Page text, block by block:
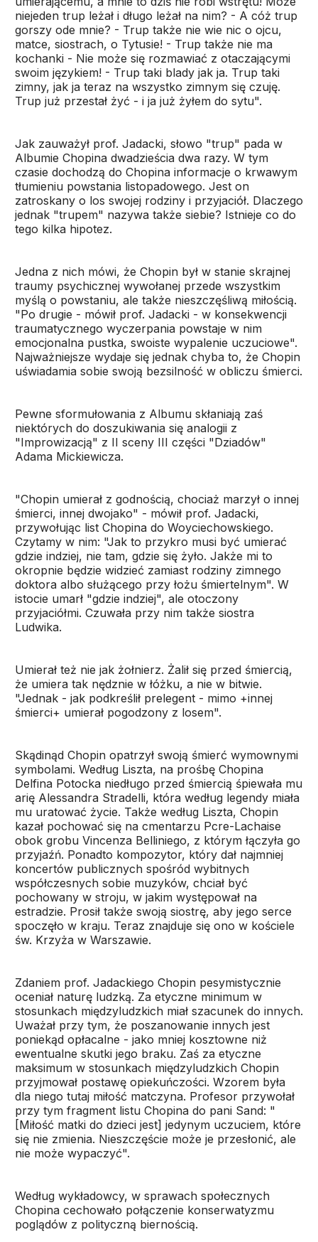
niejeden trup leżał i długo leżał na nim? - A cóż trup
gorszy ode mnie? - Trup także nie wie nic o ojcu,
matce, siostrach, o Tytusie! - Trup także nie ma
kochanki - Nie może się rozmawiać z otaczającymi
swoim językiem! - Trup taki blady jak ja. Trup taki
zimny, jak ja teraz na wszystko zimnym się czuję.
Trup już przestał żyć - i ja już żyłem do sytu".
Jak zauważył prof. Jadacki, słowo "trup" pada w
Albumie Chopina dwadzieścia dwa razy. W tym
czasie dochodzą do Chopina informacje o krwawym
tłumieniu powstania listopadowego. Jest on
zatroskany o los swojej rodziny i przyjaciół. Dlaczego
jednak "trupem" nazywa także siebie? Istnieje co do
tego kilka hipotez.
Jedna z nich mówi, że Chopin był w stanie skrajnej
traumy psychicznej wywołanej przede wszystkim
myślą o powstaniu, ale także nieszczęśliwą miłością.
"Po drugie - mówił prof. Jadacki - w konsekwencji
traumatycznego wyczerpania powstaje w nim
emocjonalna pustka, swoiste wypalenie uczuciowe".
Najważniejsze wydaje się jednak chyba to, że Chopin
uświadamia sobie swoją bezsilność w obliczu śmierci.
Pewne sformułowania z Albumu skłaniają zaś
niektórych do doszukiwania się analogii z
"Improwizacją" z II sceny III części "Dziadów"
Adama Mickiewicza.
"Chopin umierał z godnością, chociaż marzył o innej
śmierci, innej dwojako" - mówił prof. Jadacki,
przywołując list Chopina do Woyciechowskiego.
Czytamy w nim: "Jak to przykro musi być umierać
gdzie indziej, nie tam, gdzie się żyło. Jakże mi to
okropnie będzie widzieć zamiast rodziny zimnego
doktora albo służącego przy łożu śmiertelnym". W
istocie umarł "gdzie indziej", ale otoczony
przyjaciółmi. Czuwała przy nim także siostra
Ludwika.
Umierał też nie jak żołnierz. Żalił się przed śmiercią,
że umiera tak nędznie w łóżku, a nie w bitwie.
"Jednak - jak podkreślił prelegent - mimo +innej
śmierci+ umierał pogodzony z losem".
Skądinąd Chopin opatrzył swoją śmierć wymownymi
symbolami. Według Liszta, na prośbę Chopina
Delfina Potocka niedługo przed śmiercią śpiewała mu
arię Alessandra Stradelli, która według legendy miała
mu uratować życie. Także według Liszta, Chopin
kazał pochować się na cmentarzu Pcre-Lachaise
obok grobu Vincenza Belliniego, z którym łączyła go
przyjaźń. Ponadto kompozytor, który dał najmniej
koncertów publicznych spośród wybitnych
współczesnych sobie muzyków, chciał być
pochowany w stroju, w jakim występował na
estradzie. Prosił także swoją siostrę, aby jego serce
spoczęło w kraju. Teraz znajduje się ono w kościele
św. Krzyża w Warszawie.
Zdaniem prof. Jadackiego Chopin pesymistycznie
oceniał naturę ludzką. Za etyczne minimum w
stosunkach międzyludzkich miał szacunek do innych.
Uważał przy tym, że poszanowanie innych jest
poniekąd opłacalne - jako mniej kosztowne niż
ewentualne skutki jego braku. Zaś za etyczne
maksimum w stosunkach międzyludzkich Chopin
przyjmował postawę opiekuńczości. Wzorem była
dla niego tutaj miłość matczyna. Profesor przywołał
przy tym fragment listu Chopina do pani Sand: "
[Miłość matki do dzieci jest] jedynym uczuciem, które
się nie zmienia. Nieszczęście może je przesłonić, ale
nie może wypaczyć".
Według wykładowcy, w sprawach społecznych
Chopina cechowało połączenie konserwatyzmu
poglądów z polityczną biernością.